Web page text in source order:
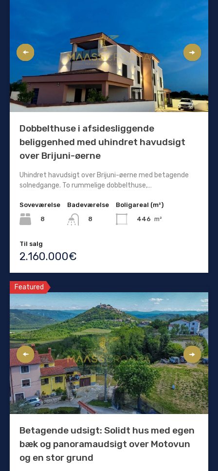
Dobbelthuse i afsidesliggende
beliggenhed med uhindret havudsigt
over Brijuni-øerne
Uhindret havudsigt over Brijuni-øerne med betagende
solnedgange. To rummelige dobbelthuse,…
Soveværelse
8
Badeværelse
8
Boligareal (m²)
446 m²
Til salg
2.160.000€
Featured
Betagende udsigt: Solidt hus med egen
bæk og panoramaudsigt over Motovun
og en stor grund